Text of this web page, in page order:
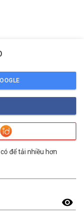
để tải nhiều hơn
visibility